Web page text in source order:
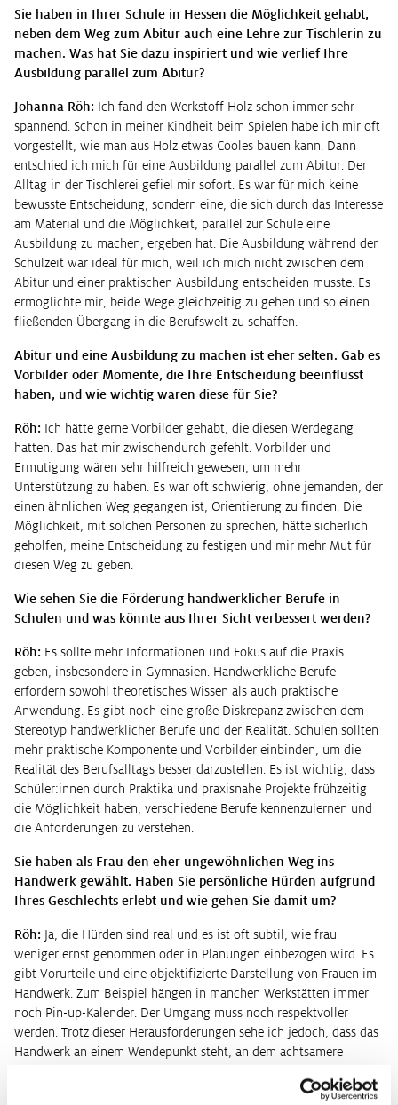
Sie haben in Ihrer Schule in Hessen die Möglichkeit gehabt,
neben dem Weg zum Abitur auch eine Lehre zur Tischlerin zu
machen. Was hat Sie dazu inspiriert und wie verlief Ihre
Ausbildung parallel zum Abitur?
Johanna Röh: Ich fand den Werkstoff Holz schon immer sehr
spannend. Schon in meiner Kindheit beim Spielen habe ich mir oft
vorgestellt, wie man aus Holz etwas Cooles bauen kann. Dann
entschied ich mich für eine Ausbildung parallel zum Abitur. Der
Alltag in der Tischlerei gefiel mir sofort. Es war für mich keine
bewusste Entscheidung, sondern eine, die sich durch das Interesse
am Material und die Möglichkeit, parallel zur Schule eine
Ausbildung zu machen, ergeben hat. Die Ausbildung während der
Schulzeit war ideal für mich, weil ich mich nicht zwischen dem
Abitur und einer praktischen Ausbildung entscheiden musste. Es
ermöglichte mir, beide Wege gleichzeitig zu gehen und so einen
fließenden Übergang in die Berufswelt zu schaffen.
Abitur und eine Ausbildung zu machen ist eher selten. Gab es
Vorbilder oder Momente, die Ihre Entscheidung beeinflusst
haben, und wie wichtig waren diese für Sie?
Röh: Ich hätte gerne Vorbilder gehabt, die diesen Werdegang
hatten. Das hat mir zwischendurch gefehlt. Vorbilder und
Ermutigung wären sehr hilfreich gewesen, um mehr
Unterstützung zu haben. Es war oft schwierig, ohne jemanden, der
einen ähnlichen Weg gegangen ist, Orientierung zu finden. Die
Möglichkeit, mit solchen Personen zu sprechen, hätte sicherlich
geholfen, meine Entscheidung zu festigen und mir mehr Mut für
diesen Weg zu geben.
Wie sehen Sie die Förderung handwerklicher Berufe in
Schulen und was könnte aus Ihrer Sicht verbessert werden?
Röh: Es sollte mehr Informationen und Fokus auf die Praxis
geben, insbesondere in Gymnasien. Handwerkliche Berufe
erfordern sowohl theoretisches Wissen als auch praktische
Anwendung. Es gibt noch eine große Diskrepanz zwischen dem
Stereotyp handwerklicher Berufe und der Realität. Schulen sollten
mehr praktische Komponente und Vorbilder einbinden, um die
Realität des Berufsalltags besser darzustellen. Es ist wichtig, dass
Schüler:innen durch Praktika und praxisnahe Projekte frühzeitig
die Möglichkeit haben, verschiedene Berufe kennenzulernen und
die Anforderungen zu verstehen.
Sie haben als Frau den eher ungewöhnlichen Weg ins
Handwerk gewählt. Haben Sie persönliche Hürden aufgrund
Ihres Geschlechts erlebt und wie gehen Sie damit um?
Röh: Ja, die Hürden sind real und es ist oft subtil, wie frau
weniger ernst genommen oder in Planungen einbezogen wird. Es
gibt Vorurteile und eine objektifizierte Darstellung von Frauen im
Handwerk. Zum Beispiel hängen in manchen Werkstätten immer
noch Pin-up-Kalender. Der Umgang muss noch respektvoller
werden. Trotz dieser Herausforderungen sehe ich jedoch, dass das
Handwerk an einem Wendepunkt steht, an dem achtsamere
meisten merken auch, dass diese alten Umgangsformen und